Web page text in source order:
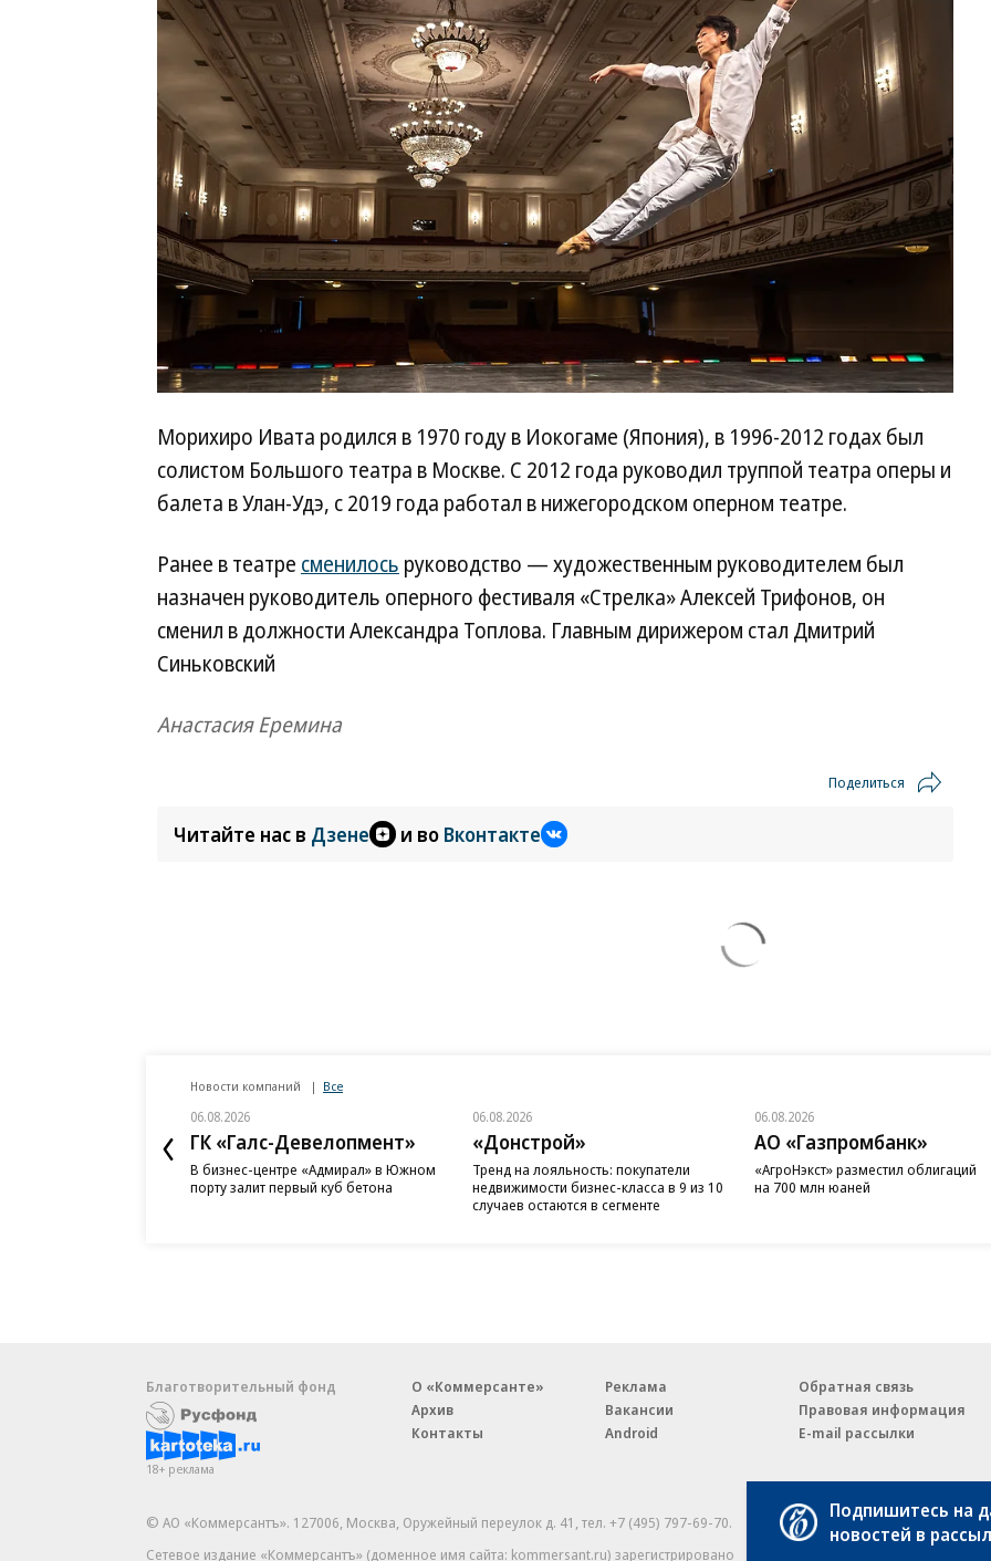
Морихиро Ивата родился в 1970 году в Иокогаме (Япония), в 1996-2012 годах был
солистом Большого театра в Москве. С 2012 года руководил труппой театра оперы и
балета в Улан-Удэ, с 2019 года работал в нижегородском оперном театре.
Ранее в театре сменилось руководство — художественным руководителем был
назначен руководитель оперного фестиваля «Стрелка» Алексей Трифонов, он
сменил в должности Александра Топлова. Главным дирижером стал Дмитрий
Синьковский
Анастасия Еремина
Поделиться
Читайте нас в Дзене и во Вконтакте
Новости компаний Все
06.08.2026
ГК «Галс-Девелопмент»
В бизнес-центре «Адмирал» в Южном
порту залит первый куб бетона
06.08.2026
«Донстрой»
Тренд на лояльность: покупатели
недвижимости бизнес-класса в 9 из 10
случаев остаются в сегменте
06.08.2026
АО «Газпромбанк»
«АгроНэкст» разместил облигаций
на 700 млн юаней
Благотворительный фонд
18+ реклама
О «Коммерсанте»
Архив
Контакты
Реклама
Вакансии
Android
Обратная связь
Правовая информация
E-mail рассылки
© АО «Коммерсантъ». 127006, Москва, Оружейный переулок д. 41,тел. +7 (495) 797-69-70.
Сетевое издание «Коммерсантъ» (доменное имя сайта: kommersant.ru) зарегистрировано
Партнерские проекты/
«Промо» и «Официальное
Подпишитесь на
новостей в